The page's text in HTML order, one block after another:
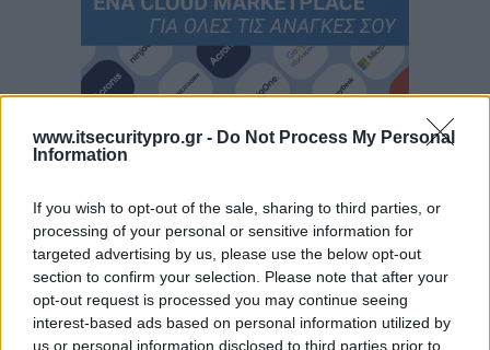
www.itsecuritypro.gr - Do Not Process My Personal
Information
If you wish to opt-out of the sale, sharing to third parties, or
processing of your personal or sensitive information for
targeted advertising by us, please use the below opt-out
section to confirm your selection. Please note that after your
opt-out request is processed you may continue seeing
interest-based ads based on personal information utilized by
us or personal information disclosed to third parties prior to